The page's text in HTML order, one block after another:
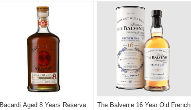
Bacardi Aged 8 Years Reserva
The Balvenie 16 Year Old French